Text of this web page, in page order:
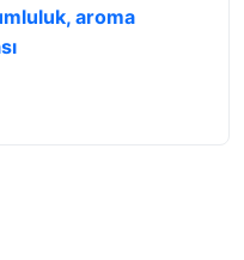
aroma